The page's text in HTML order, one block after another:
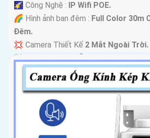
🌠 Công Nghệ : IP Wifi POE.
🌈 Hình ảnh ban đêm : Full Color 30m
Ðêm.
💢 Camera Thiết Kế 2 Mắt Ngoài Trời.
️📡 Tích Hợp :Thu Âm Và Loa.